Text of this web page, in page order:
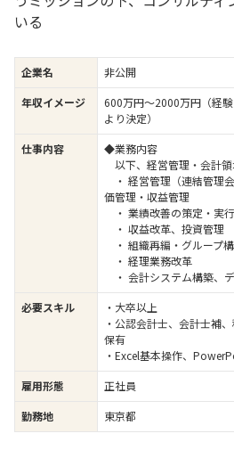
いる
企業名
非公開
年収イメージ
600万円〜2000万円（経
より決定）
仕事内容
◆業務内容
以下、経営管理・会計
・ 経営管理（連結管理
価管理・収益管理
・ 業績改善の策定・実
・ 収益改革、投資管理
・ 組織再編・グループ
・ 経理業務改革
・ 会計システム構築、
必要スキル
・大卒以上
・公認会計士、会計士補
保有
・Excel基本操作、
雇用形態
正社員
勤務地
東京都